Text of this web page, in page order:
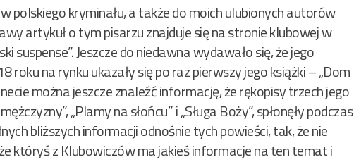
polskiego kryminału, a także do moich ulubionych autorów
artykuł o tym pisarzu znajduje się na stronie klubowej w
suspense”. Jeszcze do niedawna wydawało się, że jego
na rynku ukazały się po raz pierwszy jego książki – „Dom
można jeszcze znaleźć informację, że rękopisy trzech jego
„Plamy na słońcu” i „Sługa Boży”, spłonęły podczas
bliższych informacji odnośnie tych powieści, tak, że nie
któryś z Klubowiczów ma jakieś informacje na ten temat i